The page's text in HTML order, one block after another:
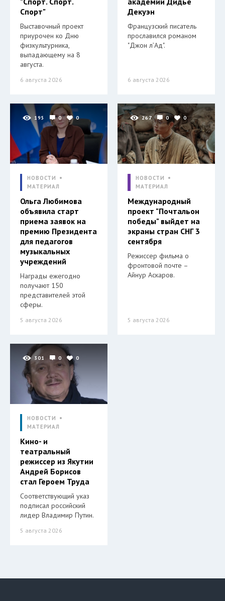
Спорт"
Выставочный проект
приурочен ко Дню
физкультурника,
выпадающему на 8
августа.
6 августа 2026
Декуэн
Французский писатель
прославился романом
"Джон л’Ад".
6 августа 2026
195 0 0
НОВОСТИ
МАТЕРИАЛ
Ольга Любимова
объявила старт
приема заявок на
премию Президента
для педагогов
музыкальных
учреждений
Награды ежегодно
получают 150
представителей этой
сферы.
5 августа 2026
267 0 0
НОВОСТИ
МАТЕРИАЛ
Международный
проект "Почтальон
победы" выйдет на
экраны стран СНГ 3
сентября
Режиссер фильма о
фронтовой почте –
Айнур Аскаров.
5 августа 2026
301 0 0
НОВОСТИ
МАТЕРИАЛ
Кино- и
театральный
режиссер из Якутии
Андрей Борисов
стал Героем Труда
Соответствующий указ
подписал российский
лидер Владимир Путин.
5 августа 2026